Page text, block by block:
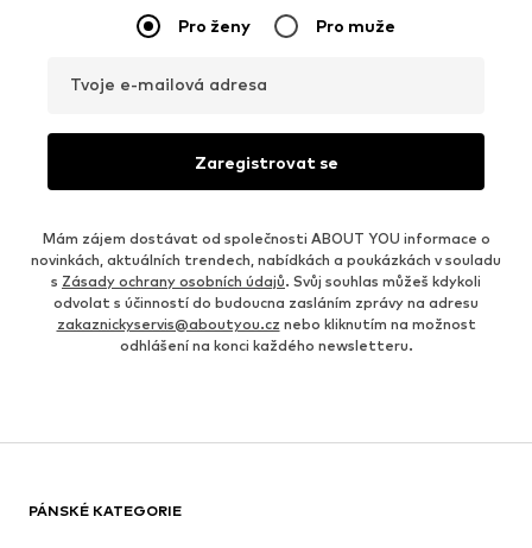
Pro ženy Pro muže
Tvoje e-mailová adresa
Zaregistrovat se
Mám zájem dostávat od společnosti ABOUT YOU informace o
novinkách, aktuálních trendech, nabídkách a poukázkách v souladu
s Zásady ochrany osobních údajů. Svůj souhlas můžeš kdykoli
odvolat s účinností do budoucna zasláním zprávy na adresu
zakaznickyservis@aboutyou.cz nebo kliknutím na možnost
odhlášení na konci každého newsletteru.
PÁNSKÉ KATEGORIE